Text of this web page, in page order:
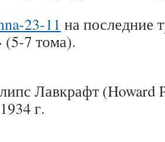
23-11 на последние
(5-7 тома).
Лавкрафт (Howard
г.